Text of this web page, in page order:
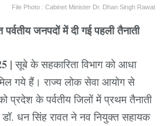
File Photo : Cabinet Minister Dr. Dhan Singh Rawat
जनपदों में दी गई पहली तैनाती
| सूबे के सहकारिता विभाग को आधा
गये हैं। राज्य लोक सेवा आयोग से
प्रदेश के पर्वतीय जिलों में प्रथम तैनाती
डॉ. धन सिंह रावत ने नव नियुक्त सहायक